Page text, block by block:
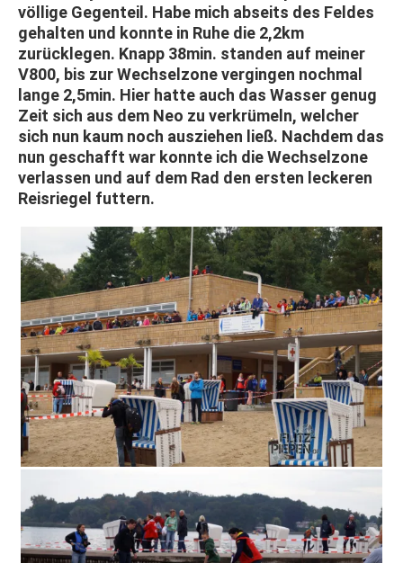
völlige Gegenteil. Habe mich abseits des Feldes
gehalten und konnte in Ruhe die 2,2km
zurücklegen. Knapp 38min. standen auf meiner
V800, bis zur Wechselzone vergingen nochmal
lange 2,5min. Hier hatte auch das Wasser genug
Zeit sich aus dem Neo zu verkrümeln, welcher
sich nun kaum noch ausziehen ließ. Nachdem das
nun geschafft war konnte ich die Wechselzone
verlassen und auf dem Rad den ersten leckeren
Reisriegel futtern.